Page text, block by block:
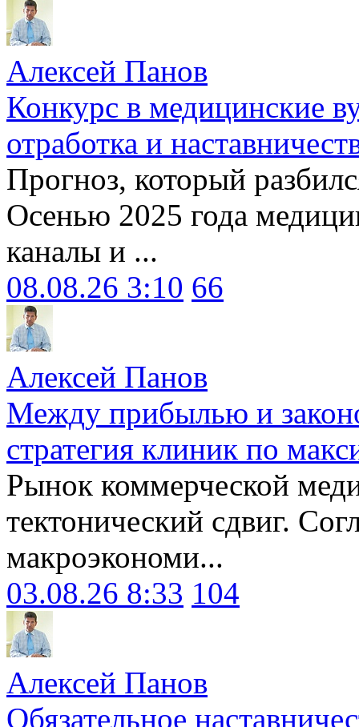
Алексей Панов
Конкурс в медицинские
отработка и
Прогноз, который
Осенью 2025 года
каналы и ...
08.08.26 3:10 66
Алексей Панов
Между прибылью и
стратегия клиник по
Рынок коммерческой
тектонический сдвиг.
макроэкономи...
03.08.26 8:33 104
Алексей Панов
Обязательное